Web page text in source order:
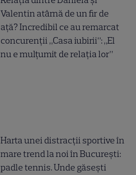
Valentin atârnă de un fir de
ață? Incredibil ce au remarcat
concurenții „Casa iubirii”: „El
nu e mulțumit de relația lor”
Harta unei distracții sportive în
mare trend la noi în București:
padle tennis. Unde găsești